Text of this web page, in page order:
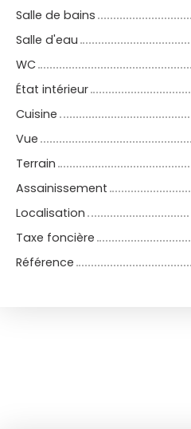
Salle de bains
Salle d'eau
WC
État intérieur
Cuisine
Vue
Terrain
Assainissement
Localisation
Taxe foncière
Référence